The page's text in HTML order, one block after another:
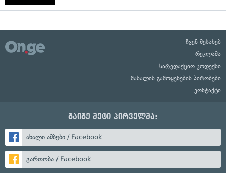
ჩვენ შესახებ
რეკლამა
სარედაქციო კოდექსი
მასალის გამოყენების პირობები
კონტაქტი
გაიგე მეტი პირველმა:
ახალი ამბები / Facebook
გართობა / Facebook